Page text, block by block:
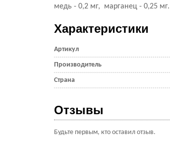
медь - 0,2 мг, марганец - 0,25 мг.
Характеристики
Артикул
Производитель
Страна
Отзывы
Будьте первым, кто оставил отзыв.